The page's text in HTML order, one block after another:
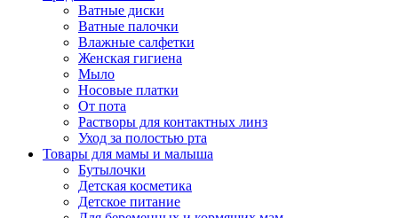
Ватные диски
Ватные палочки
Влажные салфетки
Женская гигиена
Мыло
Носовые платки
От пота
Растворы для контактных линз
Уход за полостью рта
Товары для мамы и малыша
Бутылочки
Детская косметика
Детское питание